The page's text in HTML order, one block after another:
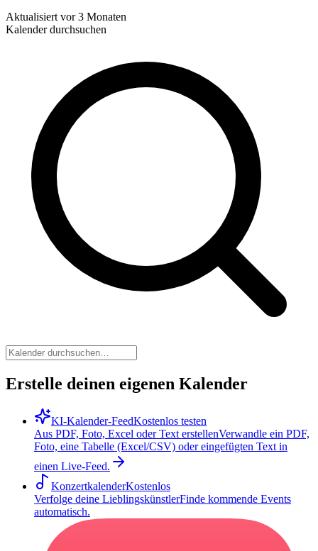
Aktualisiert vor 3 Monaten
Kalender durchsuchen
Erstelle deinen eigenen Kalender
KI-Kalender-FeedKostenlos testen
Aus PDF, Foto, Excel oder Text erstellenVerwandle ein PDF,
Foto, eine Tabelle (Excel/CSV) oder eingefügten Text in
einen Live-Feed.
KonzertkalenderKostenlos
Verfolge deine LieblingskünstlerFinde kommende Events
automatisch.